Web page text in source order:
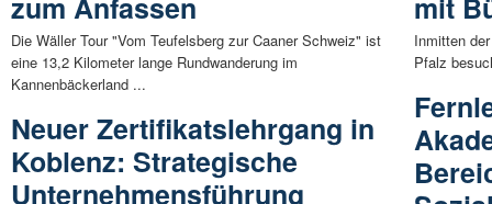
Die Wäller Tour "Vom Teufelsberg zur Caaner Schweiz" ist
eine 13,2 Kilometer lange Rundwanderung im
Kannenbäckerland ...
Neuer Zertifikatslehrgang in
Koblenz: Strategische
Unternehmensführung
Inmitten
Pfalz